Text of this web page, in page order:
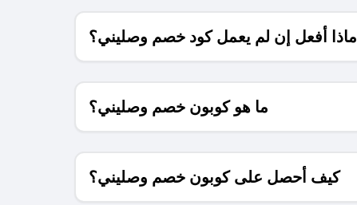
ماذا أفعل إن لم يعمل كود خصم وصليني؟
ما هو كوبون خصم وصليني؟
كيف أحصل على كوبون خصم وصليني؟